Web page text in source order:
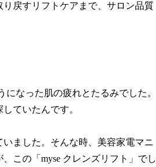
戻すリフトケアまで、サロン品質
なった肌の疲れとたるみでした。
ていたんです。
ました。そんな時、美容家電マニ
この「myse クレンズリフト」でし